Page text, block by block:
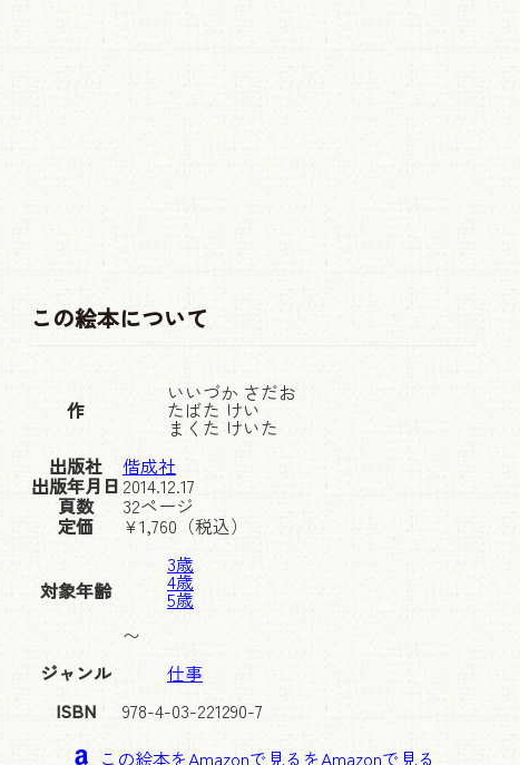
この絵本について
作
いいづか さだお
たばた けい
まくた けいた
出版社
偕成社
出版年月日 2014.12.17
頁数 32ページ
定価 ¥1,760 （税込）
対象年齢
3歳
4歳
5歳
〜
ジャンル
仕事
ISBN
978-4-03-221290-7
この絵本をAmazonで見る